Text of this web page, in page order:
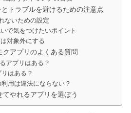
トラブルを避けるための注意点
ないための設定
で気をつけたいポイント
対象外にする
アプリのよくある質問
アプリはある？
はある？
用は違法にならない？
てやれるアプリを選ぼう